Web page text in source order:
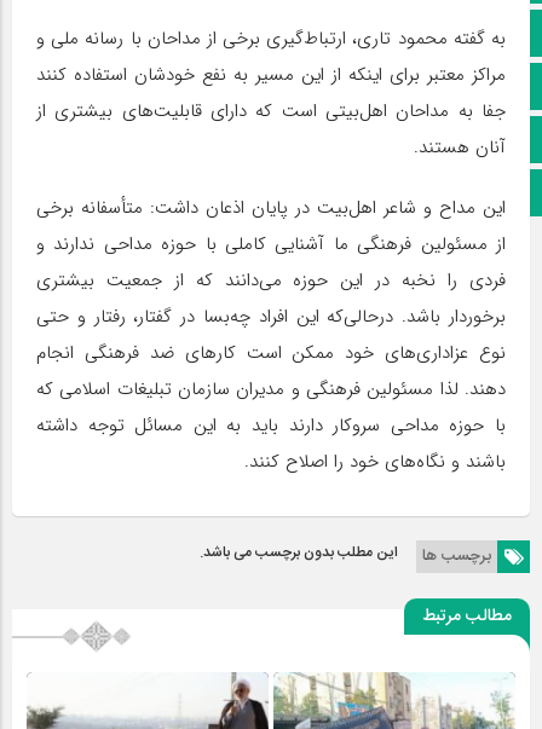
آپارات
اینستاگرام
پخش زنده
به گفته محمود تاری، ارتباط‌گیری برخی از مداحان با رسانه ملی و
مراکز معتبر برای اینکه از این مسیر به نفع خودشان استفاده کنند
جفا به مداحان اهل‌بیتی است که دارای قابلیت‌های بیشتری از
آنان هستند.
این مداح و شاعر اهل‌بیت در پایان اذعان داشت: متأسفانه برخی
از مسئولین فرهنگی ما آشنایی کاملی با حوزه مداحی ندارند و
فردی را نخبه در این حوزه می‌دانند که از جمعیت بیشتری
برخوردار باشد. درحالی‌که این افراد چه‌بسا در گفتار، رفتار و حتی
نوع عزاداری‌های خود ممکن است کارهای ضد فرهنگی انجام
دهند. لذا مسئولین فرهنگی و مدیران سازمان تبلیغات اسلامی که
با حوزه مداحی سروکار دارند باید به این مسائل توجه داشته
باشند و نگاه‌های خود را اصلاح کنند.
برچسب ها این مطلب بدون برچسب می باشد.
مطالب مرتبط